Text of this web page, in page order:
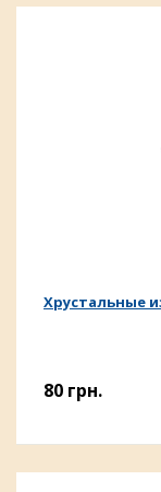
Хрустальные
80 грн.